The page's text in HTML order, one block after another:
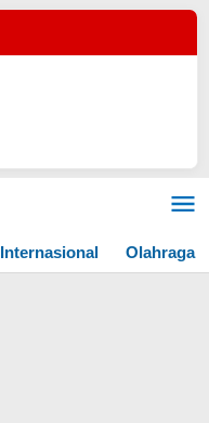
Internasional Olahraga